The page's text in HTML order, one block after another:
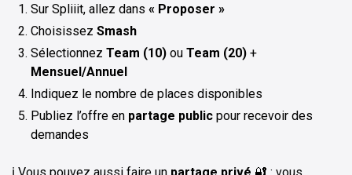
Sur Spliiit, allez dans « Proposer »
Choisissez Smash
Sélectionnez Team (10) ou Team (20) +
Mensuel/Annuel
Indiquez le nombre de places disponibles
Publiez l’offre en partage public pour recevoir des
demandes
ℹ️ Vous pouvez aussi faire un partage privé 🔐 : vous